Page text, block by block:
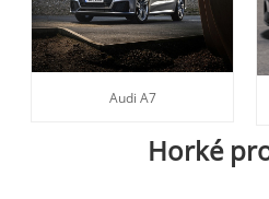
Audi A7
Horké